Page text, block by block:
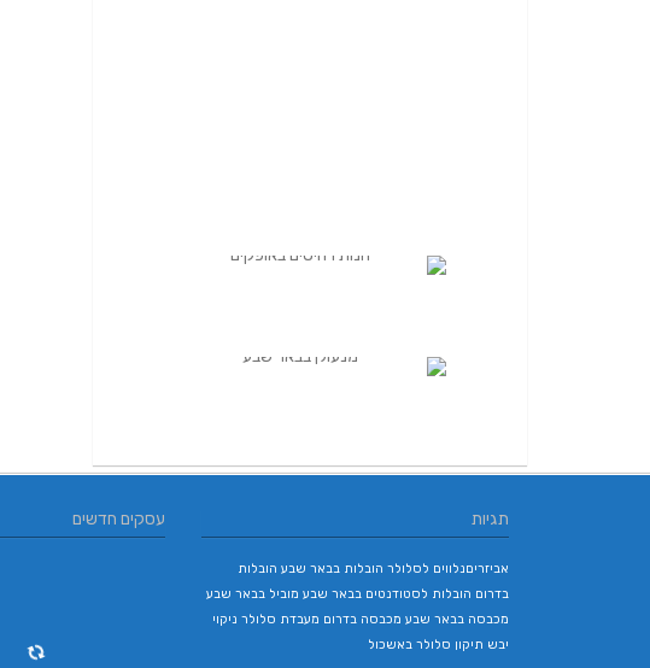
עסקים חדשים תגיות
אביזריםנלווים לסלולר הובלות בבאר שבע הובלות
בדרום הובלות לסטודנטים בבאר שבע מוביל בבאר שבע
מכבסה בבאר שבע מכבסה בדרום מעבדת סלולר ניקוי
יבש תיקון סלולר באשכול